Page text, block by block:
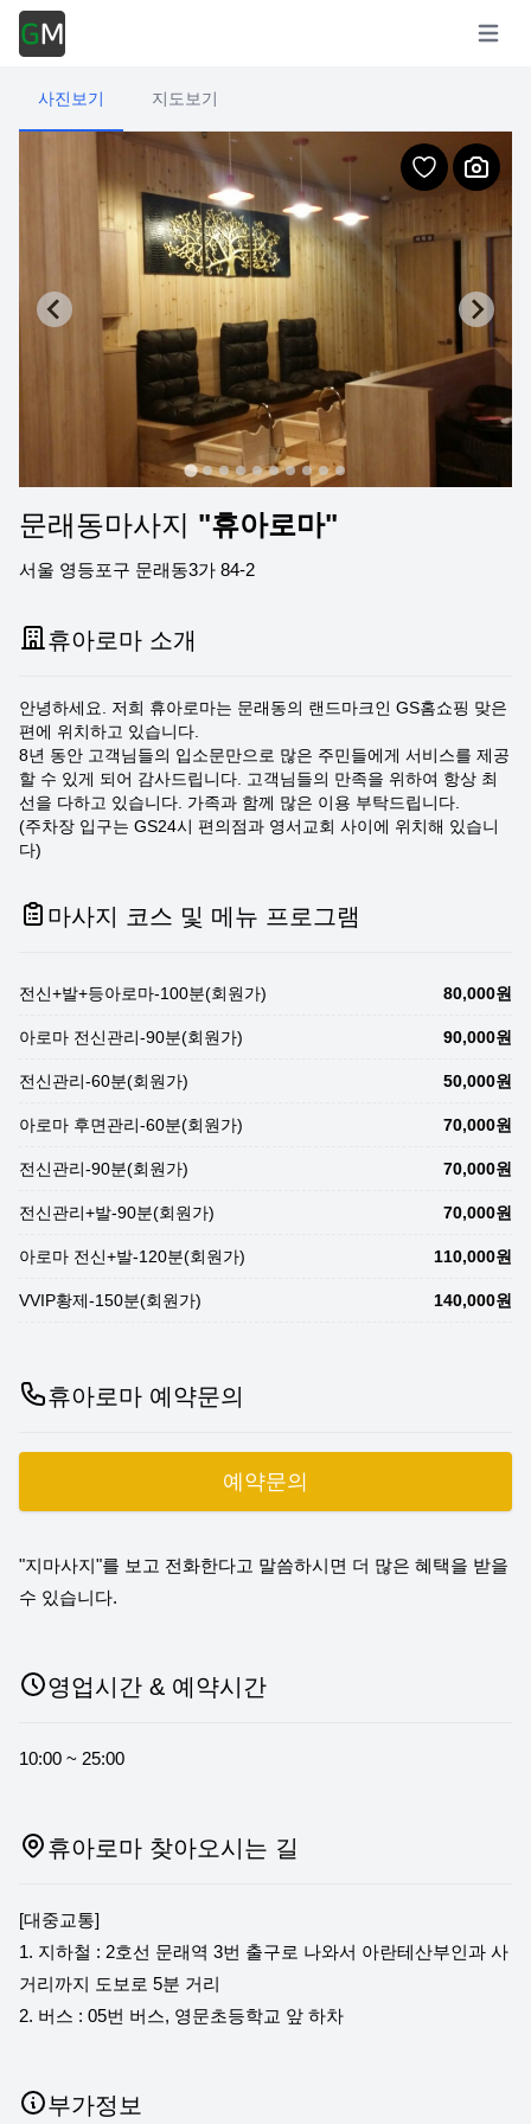
Open
사진보기 지도보기
문래동마사지 "휴아로마"
서울 영등포구 문래동3가 84-2
휴아로마 소개
안녕하세요. 저희 휴아로마는 문래동의 랜드마크인 GS홈쇼핑 맞은
편에 위치하고 있습니다.
8년 동안 고객님들의 입소문만으로 많은 주민들에게 서비스를 제공
할 수 있게 되어 감사드립니다. 고객님들의 만족을 위하여 항상 최
선을 다하고 있습니다. 가족과 함께 많은 이용 부탁드립니다.
(주차장 입구는 GS24시 편의점과 영서교회 사이에 위치해 있습니
다)
마사지 코스 및 메뉴 프로그램
전신+발+등아로마-100분(회원가) 80,000원
아로마 전신관리-90분(회원가) 90,000원
전신관리-60분(회원가) 50,000원
아로마 후면관리-60분(회원가) 70,000원
전신관리-90분(회원가) 70,000원
전신관리+발-90분(회원가) 70,000원
아로마 전신+발-120분(회원가) 110,000원
VVIP황제-150분(회원가) 140,000원
휴아로마 예약문의
예약문의
"지마사지"를 보고 전화한다고 말씀하시면 더 많은 혜택을 받을
수 있습니다.
영업시간 & 예약시간
10:00 ~ 25:00
휴아로마 찾아오시는 길
[대중교통]
1. 지하철 : 2호선 문래역 3번 출구로 나와서 아란테산부인과 사
거리까지 도보로 5분 거리
2. 버스 : 05번 버스, 영문초등학교 앞 하차
부가정보